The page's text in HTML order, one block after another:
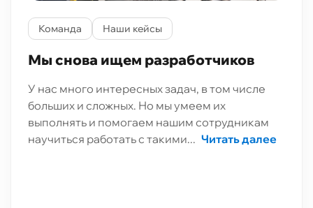
Команда Наши кейсы
Мы снова ищем разработчиков
У нас много интересных задач, в том числе
больших и сложных. Но мы умеем их
выполнять и помогаем нашим сотрудникам
научиться работать с такими... Читать далее